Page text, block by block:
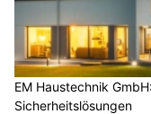
EM Haustechnik
Sicherheitslösungen